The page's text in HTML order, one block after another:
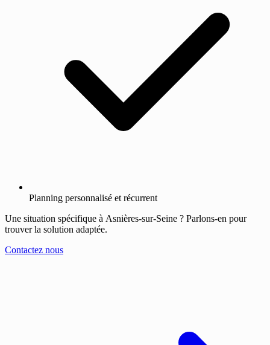
Planning personnalisé et récurrent
Une situation spécifique à Asnières-sur-Seine ? Parlons-en pour
trouver la solution adaptée.
Contactez nous